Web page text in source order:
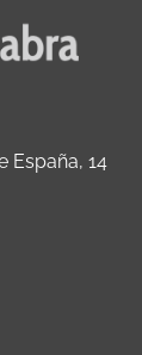
España, 14